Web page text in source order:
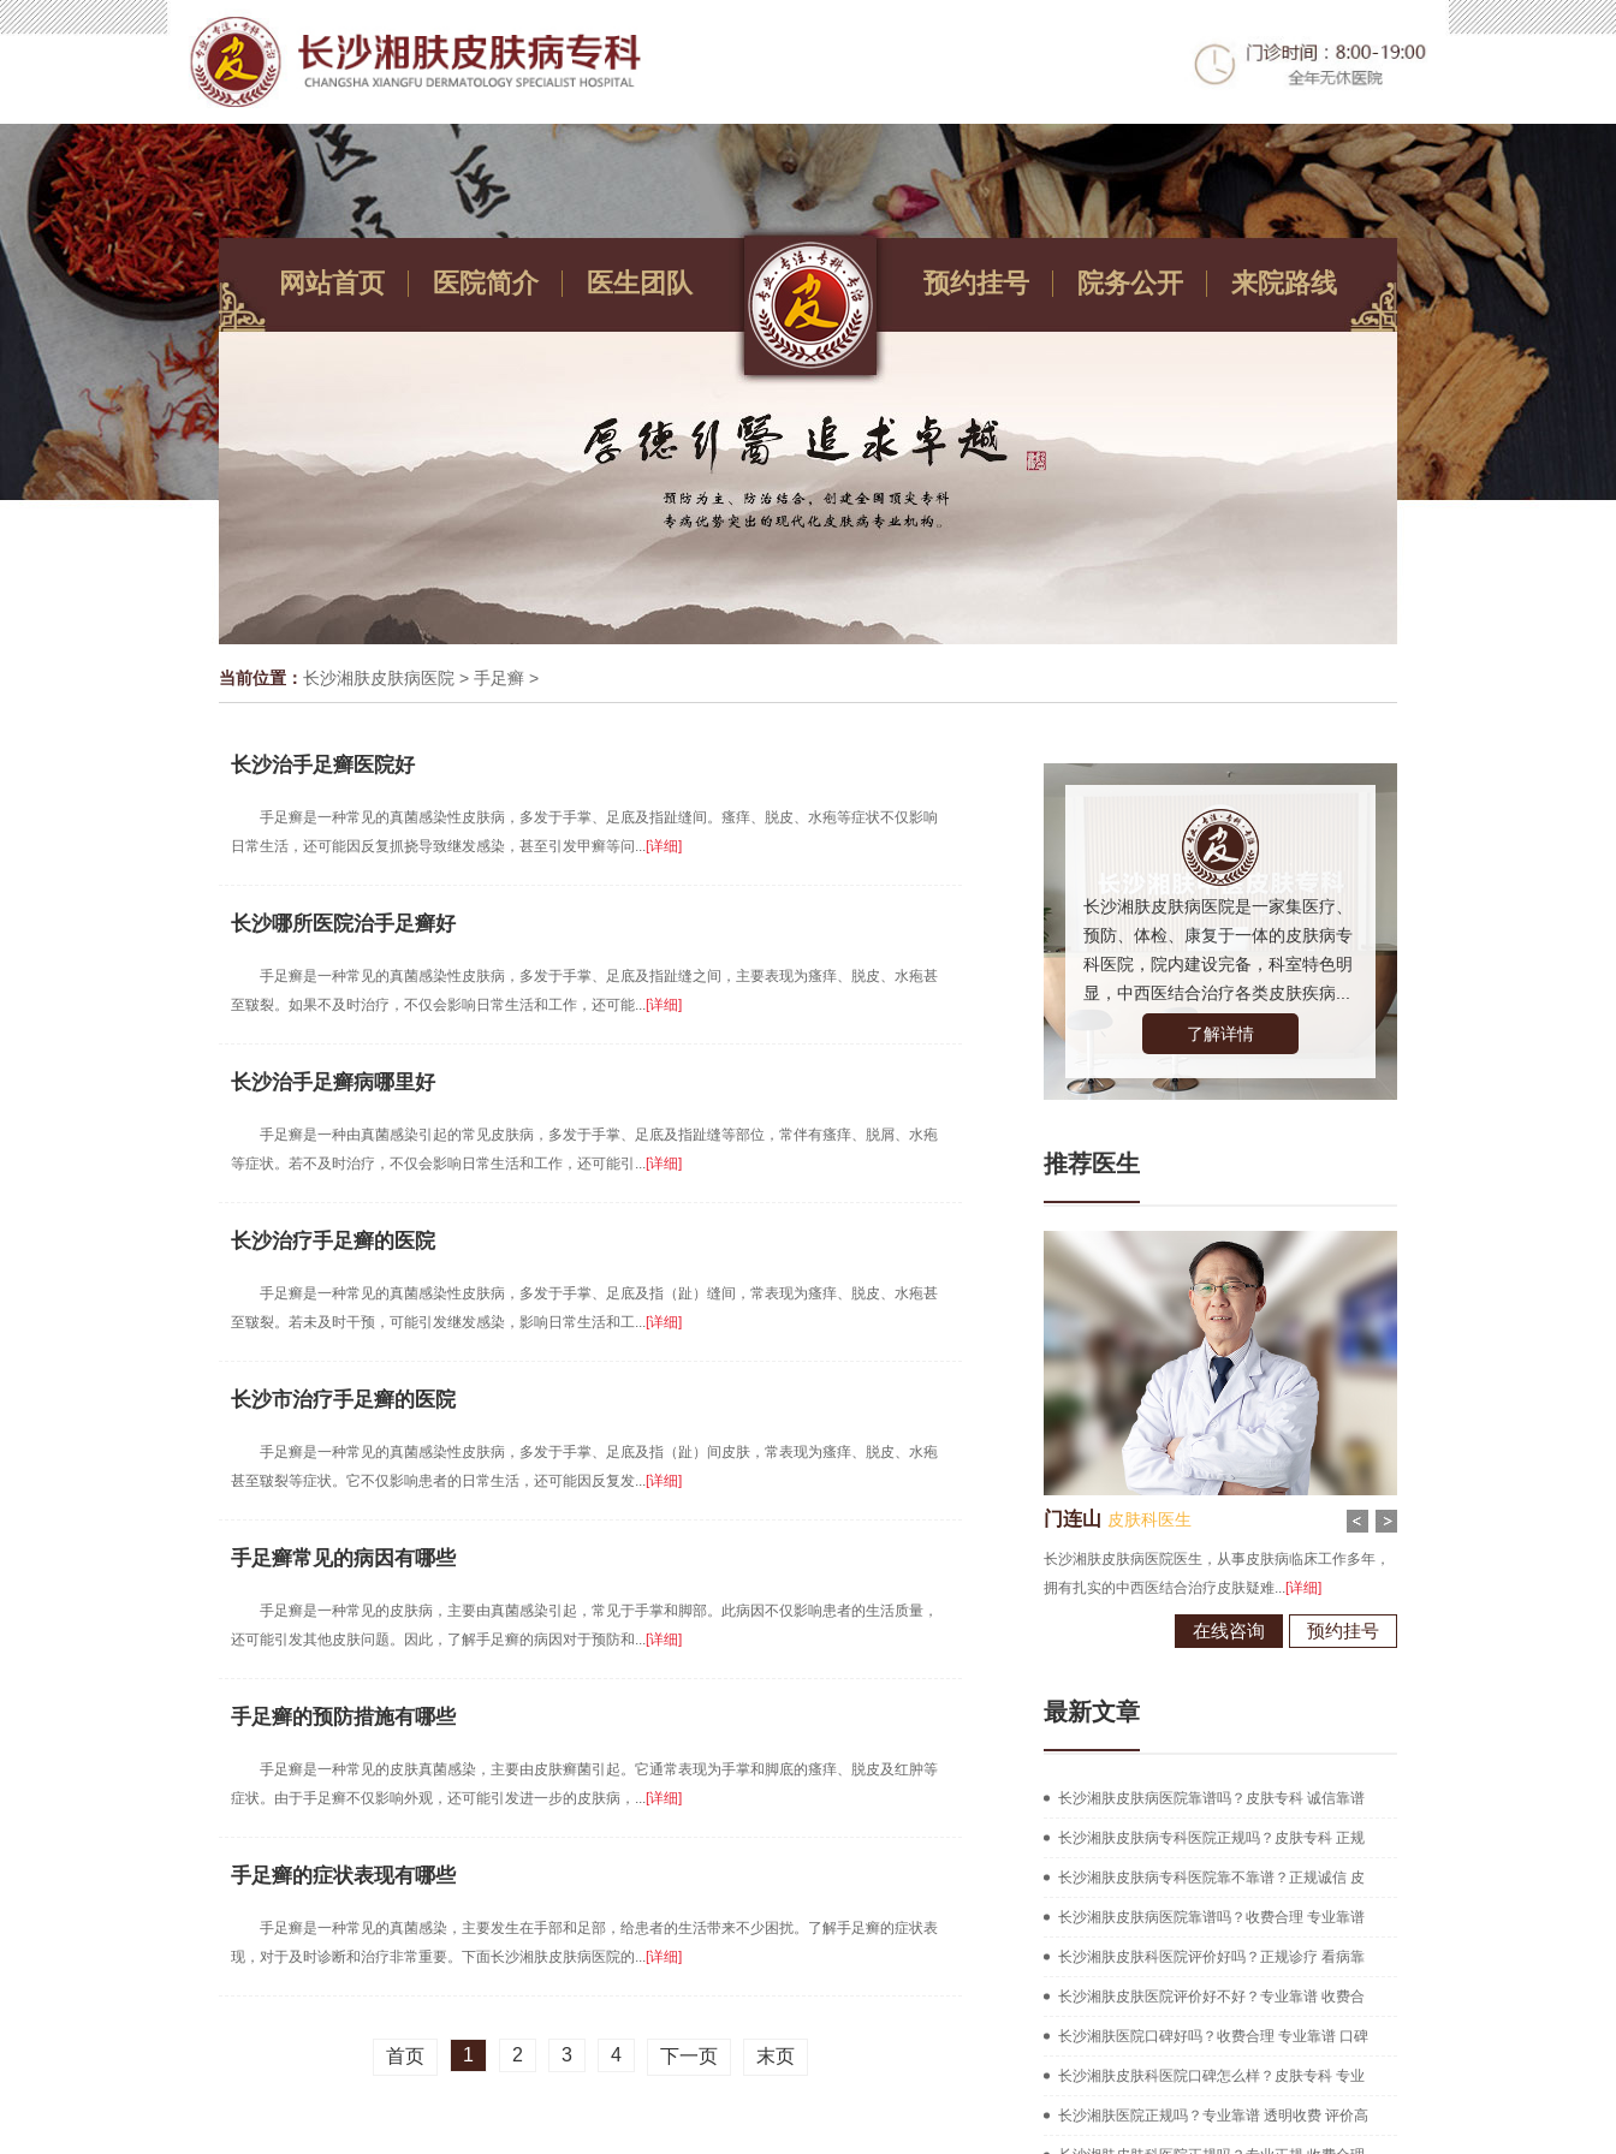
网站首页 医院简介 医生团队 预约挂号 院务公开 来院路线
当前位置： 长沙湘肤皮肤病医院 > 手足癣 >
长沙治手足癣医院好
手足癣是一种常见的真菌感染性皮肤病，多发于手掌、足底及指趾缝间。瘙痒、脱皮、水疱等症状不仅影响
日常生活，还可能因反复抓挠导致继发感染，甚至引发甲癣等问... [详细]
长沙哪所医院治手足癣好
手足癣是一种常见的真菌感染性皮肤病，多发于手掌、足底及指趾缝之间，主要表现为瘙痒、脱皮、水疱甚
至皲裂。如果不及时治疗，不仅会影响日常生活和工作，还可能... [详细]
长沙治手足癣病哪里好
手足癣是一种由真菌感染引起的常见皮肤病，多发于手掌、足底及指趾缝等部位，常伴有瘙痒、脱屑、水疱
等症状。若不及时治疗，不仅会影响日常生活和工作，还可能引... [详细]
长沙治疗手足癣的医院
手足癣是一种常见的真菌感染性皮肤病，多发于手掌、足底及指（趾）缝间，常表现为瘙痒、脱皮、水疱甚
至皲裂。若未及时干预，可能引发继发感染，影响日常生活和工... [详细]
长沙市治疗手足癣的医院
手足癣是一种常见的真菌感染性皮肤病，多发于手掌、足底及指（趾）间皮肤，常表现为瘙痒、脱皮、水疱
甚至皲裂等症状。它不仅影响患者的日常生活，还可能因反复发... [详细]
手足癣常见的病因有哪些
手足癣是一种常见的皮肤病，主要由真菌感染引起，常见于手掌和脚部。此病因不仅影响患者的生活质量，
还可能引发其他皮肤问题。因此，了解手足癣的病因对于预防和... [详细]
手足癣的预防措施有哪些
手足癣是一种常见的皮肤真菌感染，主要由皮肤癣菌引起。它通常表现为手掌和脚底的瘙痒、脱皮及红肿等
症状。由于手足癣不仅影响外观，还可能引发进一步的皮肤病，... [详细]
手足癣的症状表现有哪些
手足癣是一种常见的真菌感染，主要发生在手部和足部，给患者的生活带来不少困扰。了解手足癣的症状表
现，对于及时诊断和治疗非常重要。下面长沙湘肤皮肤病医院的... [详细]
首页 1 2 3 4 下一页 末页
长沙湘肤皮肤病医院是一家集医疗、
预防、体检、康复于一体的皮肤病专
科医院，院内建设完备，科室特色明
显，中西医结合治疗各类皮肤疾病...
了解详情
推荐医生
门连山 皮肤科医生
长沙湘肤皮肤病医院医生，从事皮肤病临床工作多年，
拥有扎实的中西医结合治疗皮肤疑难...[详细]
在线咨询 预约挂号
最新文章
长沙湘肤皮肤病医院靠谱吗？皮肤专科 诚信靠谱
长沙湘肤皮肤病专科医院正规吗？皮肤专科 正规
长沙湘肤皮肤病专科医院靠不靠谱？正规诚信 皮
长沙湘肤皮肤病医院靠谱吗？收费合理 专业靠谱
长沙湘肤皮肤科医院评价好吗？正规诊疗 看病靠
长沙湘肤皮肤医院评价好不好？专业靠谱 收费合
长沙湘肤医院口碑好吗？收费合理 专业靠谱 口碑
长沙湘肤皮肤科医院口碑怎么样？皮肤专科 专业
长沙湘肤医院正规吗？专业靠谱 透明收费 评价高